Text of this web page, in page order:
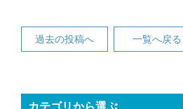
過去の投稿へ 一覧へ戻る